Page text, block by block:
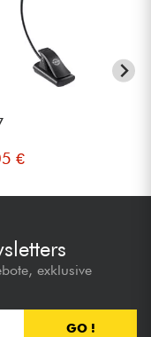
€
exklusive
GO !